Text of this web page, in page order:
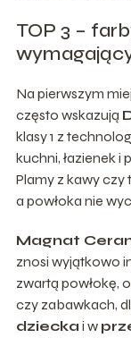
TOP 3 –
Na pierwszym
często wskazują
klasy 1 z
kuchni, łazienek
Plamy z kawy czy
a powłoka nie
Magnat
znosi wyjątkowo
zwartą powłokę,
czy zabawkach,
dziecka i w